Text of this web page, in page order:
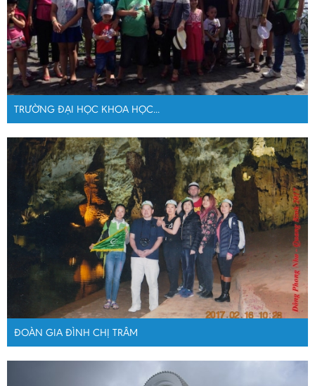
TRƯỜNG ĐẠI HỌC KHOA HỌC...
ĐOÀN GIA ĐÌNH CHỊ TRÂM